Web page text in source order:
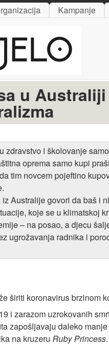
Skip to main
Kampanje
u
i školovanje
oprema samo kupi
tim novcem pojeftino
Australije govori da baš
koje se u klimatskoj
– na posao, a djecu
ugrožavanja radnika i
širiti koronavirus brzinom
i zarazom uzrokovanih
zapošljavaju daleko
na kruzeru Ruby Princess.